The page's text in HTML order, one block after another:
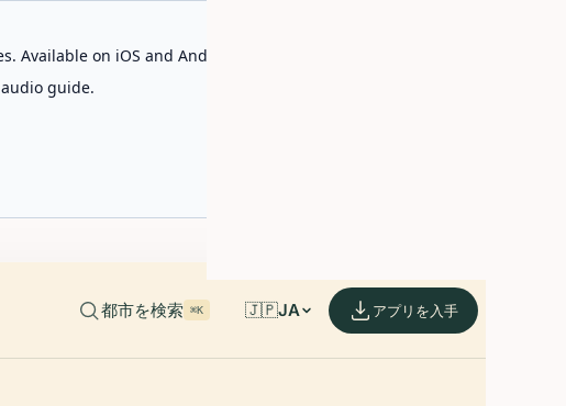
Available on iOS and Android.
guide.
都市を検索 ⌘K 🇯🇵JA アプリを入手